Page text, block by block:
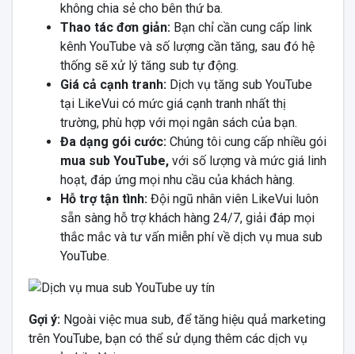
không chia sẻ cho bên thứ ba.
Thao tác đơn giản: Bạn chỉ cần cung cấp link
kênh YouTube và số lượng cần tăng, sau đó hệ
thống sẽ xử lý tăng sub tự động.
Giá cả cạnh tranh:Dịch vụ tăng sub YouTube
tại LikeVui có mức giá cạnh tranh nhất thị
trường, phù hợp với mọi ngân sách của bạn.
Đa dạng gói cước:Chúng tôi cung cấp nhiều gói
mua sub YouTube,với số lượng và mức giá linh
hoạt, đáp ứng mọi nhu cầu của khách hàng.
Hỗ trợ tận tình:Đội ngũ nhân viên LikeVui luôn
sẵn sàng hỗ trợ khách hàng 24/7, giải đáp mọi
thắc mắc và tư vấn miễn phí về dịch vụ mua sub
YouTube.
Gợi ý: Ngoài việc mua sub, để tăng hiệu quả marketing
trên YouTube, bạn có thể sử dụng thêm các dịch vụ